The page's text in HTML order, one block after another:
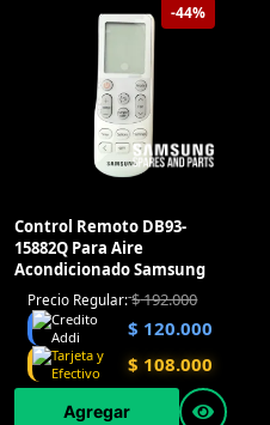
-44%
Control Remoto DB93-
15882Q Para Aire
Acondicionado Samsung
Precio Regular:$192.000
$ 120.000
$ 108.000
Agregar